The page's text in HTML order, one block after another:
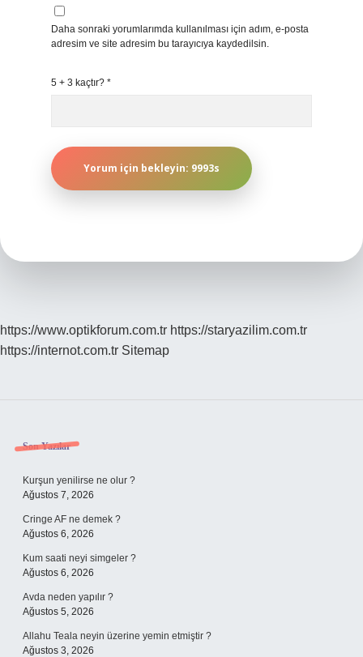
Daha sonraki yorumlarımda kullanılması için adım, e-posta
adresim ve site adresim bu tarayıcıya kaydedilsin.
5 + 3 kaçtır? *
https://www.optikforum.com.tr https://staryazilim.com.tr
https://internot.com.tr Sitemap
Sidebar
Son Yazılar
Kurşun yenilirse ne olur ?
Ağustos 7, 2026
Cringe AF ne demek ?
Ağustos 6, 2026
Kum saati neyi simgeler ?
Ağustos 6, 2026
Avda neden yapılır ?
Ağustos 5, 2026
Allahu Teala neyin üzerine yemin etmiştir ?
Ağustos 3, 2026